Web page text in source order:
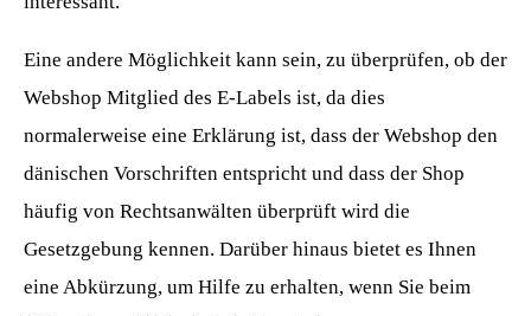
Eine andere Möglichkeit kann sein, zu überprüfen, ob der
Webshop Mitglied des E-Labels ist, da dies
normalerweise eine Erklärung ist, dass der Webshop den
dänischen Vorschriften entspricht und dass der Shop
häufig von Rechtsanwälten überprüft wird die
Gesetzgebung kennen. Darüber hinaus bietet es Ihnen
eine Abkürzung, um Hilfe zu erhalten, wenn Sie beim